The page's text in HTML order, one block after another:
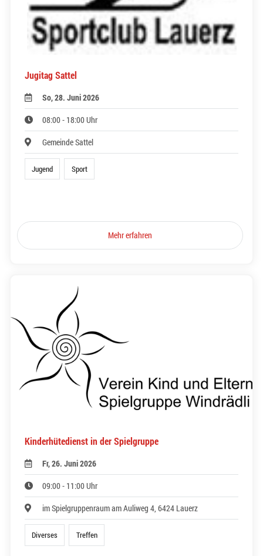
Jugitag Sattel
So, 28. Juni 2026
08:00 - 18:00 Uhr
Gemeinde Sattel
Jugend Sport
Mehr erfahren
Kinderhütedienst in der Spielgruppe
Fr, 26. Juni 2026
09:00 - 11:00 Uhr
im Spielgruppenraum am Auliweg 4, 6424 Lauerz
Diverses Treffen